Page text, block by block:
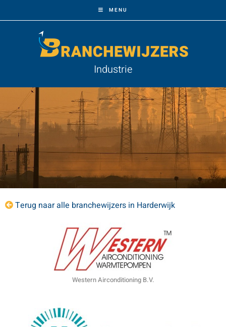
MENU
Industrie
Terug naar alle branchewijzers in Harderwijk
Western Airconditioning B.V.